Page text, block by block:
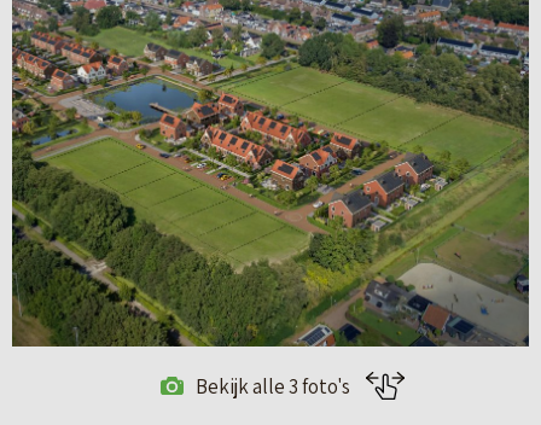
Bekijk alle 3 foto's